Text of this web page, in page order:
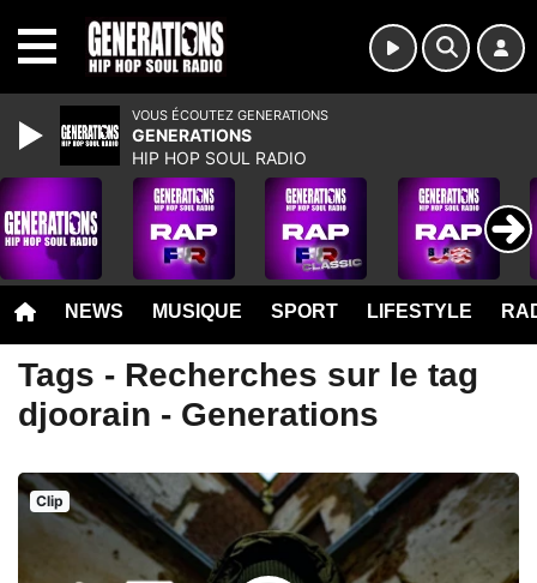
NEWS MUSIQUE SPORT LIFESTYLE
Tags - Recherches sur le tag
djoorain - Generations
Clip
VOUS ÉCOUTEZ GENERATIONS
GENERATIONS
HIP HOP SOUL RADIO